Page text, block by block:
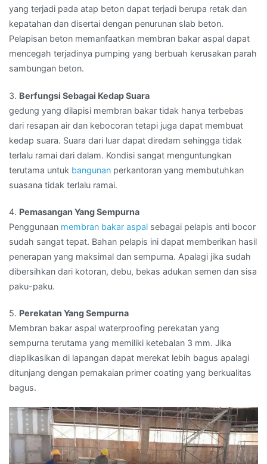
yang terjadi pada atap beton dapat terjadi berupa retak dan
kepatahan dan disertai dengan penurunan slab beton.
Pelapisan beton memanfaatkan membran bakar aspal dapat
mencegah terjadinya pumping yang berbuah kerusakan parah
sambungan beton.
3. Berfungsi Sebagai Kedap Suara
gedung yang dilapisi membran bakar tidak hanya terbebas
dari resapan air dan kebocoran tetapi juga dapat membuat
kedap suara. Suara dari luar dapat diredam sehingga tidak
terlalu ramai dari dalam. Kondisi sangat menguntungkan
terutama untuk bangunan perkantoran yang membutuhkan
suasana tidak terlalu ramai.
4. Pemasangan Yang Sempurna
Penggunaan membran bakar aspal sebagai pelapis anti bocor
sudah sangat tepat. Bahan pelapis ini dapat memberikan hasil
penerapan yang maksimal dan sempurna. Apalagi jika sudah
dibersihkan dari kotoran, debu, bekas adukan semen dan sisa
paku-paku.
5. Perekatan Yang Sempurna
Membran bakar aspal waterproofing perekatan yang
sempurna terutama yang memiliki ketebalan 3 mm. Jika
diaplikasikan di lapangan dapat merekat lebih bagus apalagi
ditunjang dengan pemakaian primer coating yang berkualitas
bagus.